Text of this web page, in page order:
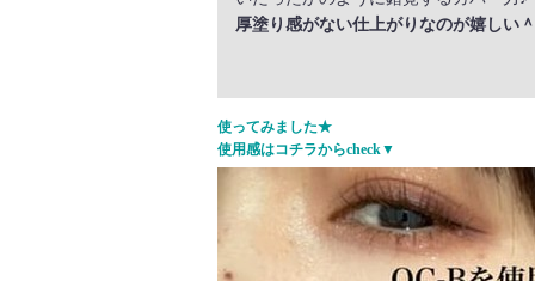
厚塗り感がない仕上がりなのが嬉しい
使ってみました★
使用感はコチラからcheck▼